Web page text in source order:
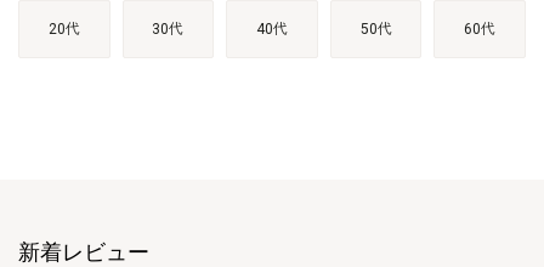
20代 30代 40代 50代 60代
新着レビュー